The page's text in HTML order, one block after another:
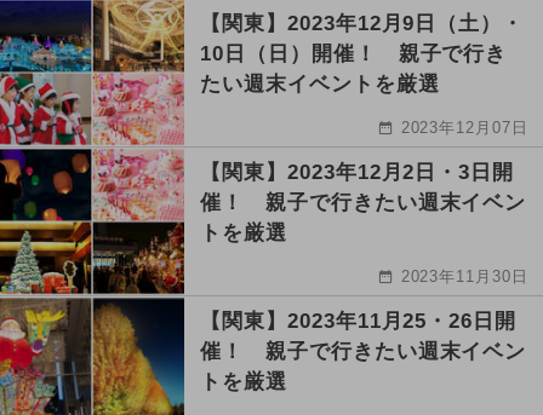
【関東】2023年12月9日（土）・
10日（日）開催！ 親子で行き
たい週末イベントを厳選
2023年12月07日
【関東】2023年12月2日・3日開
催！ 親子で行きたい週末イベン
トを厳選
2023年11月30日
【関東】2023年11月25・26日開
催！ 親子で行きたい週末イベン
トを厳選